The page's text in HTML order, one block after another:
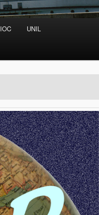
IOC UNIL